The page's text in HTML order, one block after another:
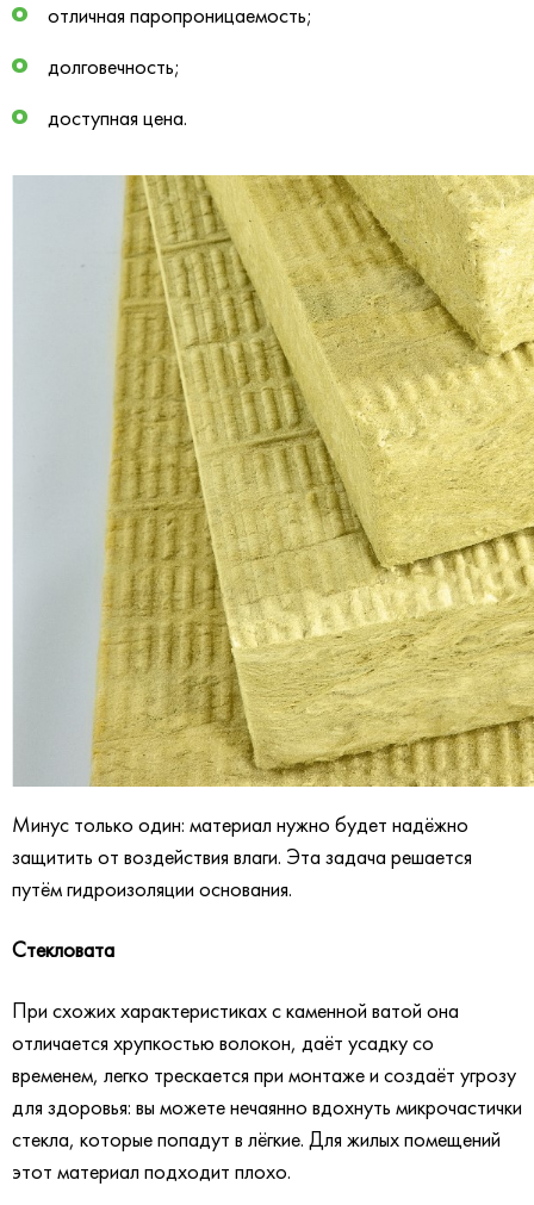
отличная паропроницаемость;
долговечность;
доступная цена.
Минус только один: материал нужно будет надёжно
защитить от воздействия влаги. Эта задача решается
путём гидроизоляции основания.
Стекловата
При схожих характеристиках с каменной ватой она
отличается хрупкостью волокон, даёт усадку со
временем, легко трескается при монтаже и создаёт угрозу
для здоровья: вы можете нечаянно вдохнуть микрочастички
стекла, которые попадут в лёгкие. Для жилых помещений
этот материал подходит плохо.